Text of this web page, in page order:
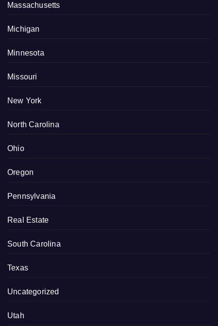
Massachusetts
Michigan
Minnesota
Missouri
New York
North Carolina
Ohio
Oregon
Pennsylvania
Real Estate
South Carolina
Texas
Uncategorized
Utah